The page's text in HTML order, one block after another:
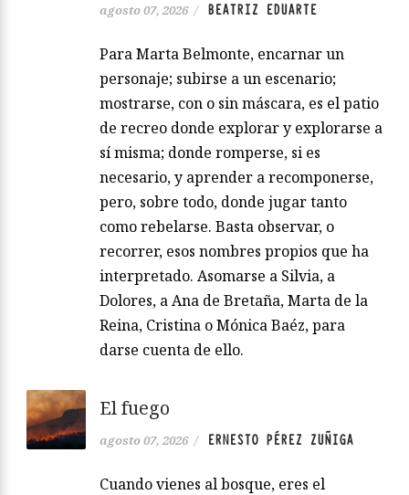
agosto 07, 2026 / BEATRIZ EDUARTE
Para Marta Belmonte, encarnar un
personaje; subirse a un escenario;
mostrarse, con o sin máscara, es el patio
de recreo donde explorar y explorarse a
sí misma; donde romperse, si es
necesario, y aprender a recomponerse,
pero, sobre todo, donde jugar tanto
como rebelarse. Basta observar, o
recorrer, esos nombres propios que ha
interpretado. Asomarse a Silvia, a
Dolores, a Ana de Bretaña, Marta de la
Reina, Cristina o Mónica Baéz, para
darse cuenta de ello.
El fuego
agosto 07, 2026 / ERNESTO PÉREZ ZUÑIGA
Cuando vienes al bosque, eres el